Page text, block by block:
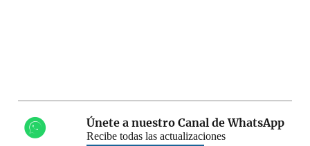
Únete a nuestro Canal de WhatsApp
Recibe todas las actualizaciones